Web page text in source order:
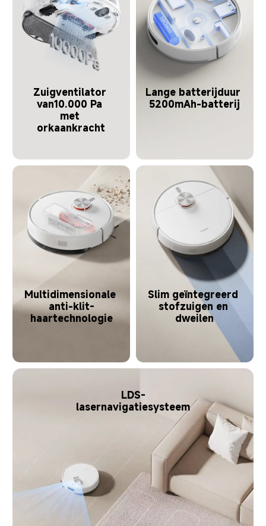
Zuigventilator
van10.000 Pa
met
orkaankracht
Lange batterijduur
5200mAh-batterij
Multidimensionale
anti-klit-
haartechnologie
Slim geïntegreerd
stofzuigen en
dweilen
LDS-
lasernavigatiesysteem